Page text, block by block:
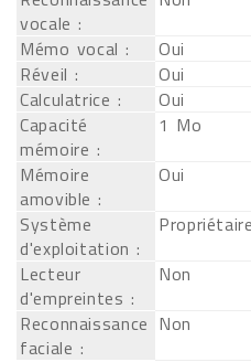
vocale :
Mémo vocal :
Oui
Réveil :
Oui
Calculatrice :
Oui
Capacité
mémoire :
1 Mo
Mémoire
amovible :
Oui
Système
d'exploitation :
Propriétaire
Lecteur
d'empreintes :
Non
Reconnaissance
faciale :
Non